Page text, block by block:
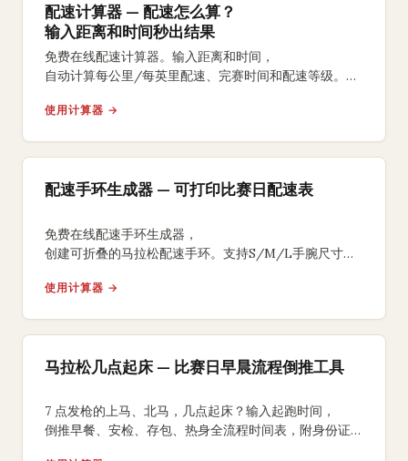
配速计算器 — 配速怎么算？
输入距离和时间秒出结果
免费在线配速计算器。输入距离和时间，
自动计算每公里/每英里配速、完赛时间和配速等级。
使用计算器 →
配速手环生成器 — 可打印比赛日配速表
免费在线配速手环生成器，
创建可折叠的马拉松配速手环。支持S/M/L手腕尺寸、
A4打印裁剪折叠即可佩戴比赛。
使用计算器 →
马拉松几点起床 — 比赛日早晨流程倒推工具
7 点发枪的上马、北马，几点起床？输入起跑时间，
倒推早餐、安检、存包、热身全流程时间表，附身份证、